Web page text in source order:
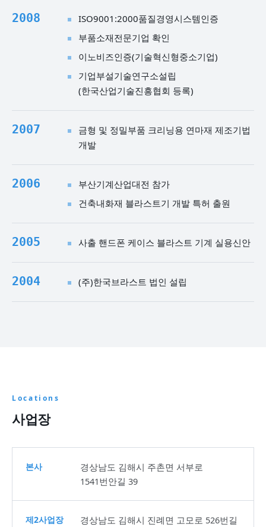
2008
ISO9001:2000품질경영시스템인증
부품소재전문기업 확인
이노비즈인증(기술혁신형중소기업)
기업부설기술연구소설립
(한국산업기술진흥협회 등록)
2007
금형 및 정밀부품 크리닝용 연마재 제조기법
개발
2006
부산기계산업대전 참가
건축내화재 블라스트기 개발 특허 출원
2005 사출 핸드폰 케이스 블라스트 기계 실용신안
2004 (주)한국브라스트 법인 설립
Locations
사업장
본사
경상남도 김해시 주촌면 서부로
1541번안길 39
제2사업장
경상남도 김해시 진례면 고모로 526번길